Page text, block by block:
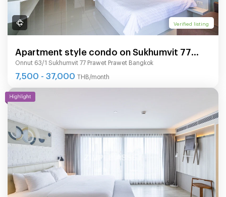
Verified listing
Apartment style condo on Sukhumvit 77
road(On Nut), Fully furnished, ready to move
in.
Onnut 63/1 Sukhumvit 77 Prawet Prawet Bangkok
7,500 - 37,000 THB/month